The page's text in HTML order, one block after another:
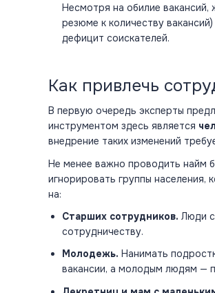
Несмотря на обилие
резюме к количеству
дефицит соискателей​.
Как привлечь
В первую очередь эксперты
инструментом здесь является
внедрение таких изменений
Не менее важно проводить найм
игнорировать группы
на:
Старших сотрудников. Люди
сотрудничеству.
Молодежь. Нанимать
вакансии, а молодым людям —